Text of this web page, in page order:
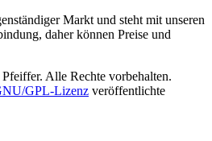
Markt und steht mit unseren
daher können Preise und
Alle Rechte vorbehalten.
GPL-Lizenz veröffentlichte